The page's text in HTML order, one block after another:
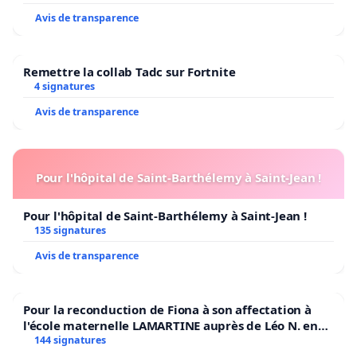
Avis de transparence
Remettre la collab Tadc sur Fortnite
4 signatures
Avis de transparence
Pour l'hôpital de Saint-Barthélemy à Saint-Jean !
Pour l'hôpital de Saint-Barthélemy à Saint-Jean !
135 signatures
Avis de transparence
Pour la reconduction de Fiona à son affectation à
l'école maternelle LAMARTINE auprès de Léo N. en
2026/2027
144 signatures